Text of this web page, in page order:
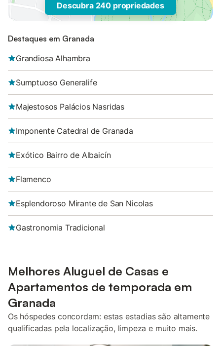
Descubra 240 propriedades
Destaques em Granada
Grandiosa Alhambra
Sumptuoso Generalife
Majestosos Palácios Nasridas
Imponente Catedral de Granada
Exótico Bairro de Albaicín
Flamenco
Esplendoroso Mirante de San Nicolas
Gastronomia Tradicional
Melhores Aluguel de Casas e
Apartamentos de temporada em
Granada
Os hóspedes concordam: estas estadias são altamente
qualificadas pela localização, limpeza e muito mais.